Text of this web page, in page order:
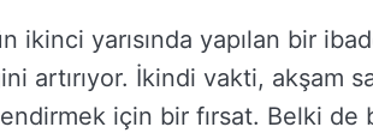
ikinci yarısında yapılan bir
artırıyor. İkindi vakti, akşam
için bir fırsat. Belki de